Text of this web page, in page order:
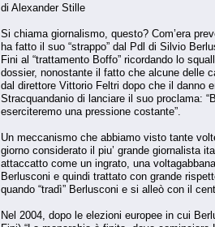
di Alexander Stille
Si chiama giornalismo, questo? Com’era
ha fatto il suo “strappo” dal Pdl di Silvio
Fini al “trattamento Boffo” ricordando lo
dossier, nonostante il fatto che alcune delle
dal direttore Vittorio Feltri dopo che il danno
Stracquandanio di lanciare il suo proclama:
eserciteremo una pressione costante”.
Un meccanismo che abbiamo visto tante
giorno considerato il piu’ grande giornalista
attaccatto come un ingrato, una
Berlusconi e quindi trattato con grande
quando “tradì” Berlusconi e si alleò con il
Nel 2004, dopo le elezioni europee in cui